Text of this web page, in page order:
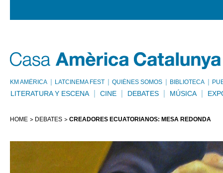
KM AMÈRICA LATCINEMA FEST QUIÉNES SOMOS BIBLIOTECA
LITERATURA Y ESCENA CINE DEBATES MÚSICA
HOME DEBATES CREADORES ECUATORIANOS: MESA REDONDA